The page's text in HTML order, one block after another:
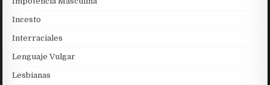
Incesto
Interraciales
Lenguaje Vulgar
Lesbianas